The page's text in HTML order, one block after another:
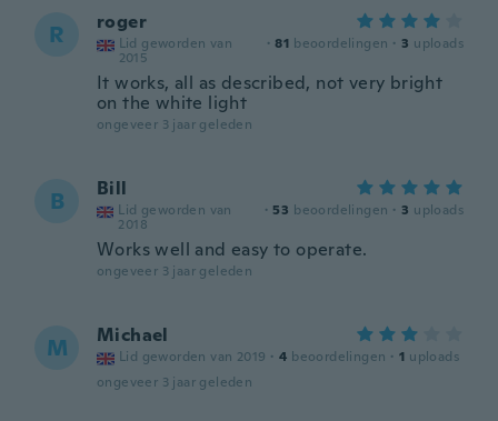
R roger
Lid geworden van
2015
· 81 beoordelingen · 3 uploads
It works, all as described, not very bright
on the white light
ongeveer 3 jaar geleden
B Bill
Lid geworden van
2018
· 53 beoordelingen · 3 uploads
Works well and easy to operate.
ongeveer 3 jaar geleden
M Michael
Lid geworden van 2019 · 4 beoordelingen · 1 uploads
ongeveer 3 jaar geleden